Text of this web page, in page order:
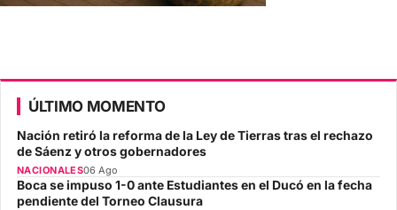
ÚLTIMO MOMENTO
Nación retiró la reforma de la Ley de Tierras tras el rechazo
de Sáenz y otros gobernadores
NACIONALES06 Ago
Boca se impuso 1-0 ante Estudiantes en el Ducó en la fecha
pendiente del Torneo Clausura